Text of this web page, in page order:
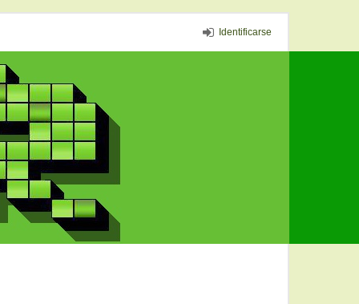
Identificarse